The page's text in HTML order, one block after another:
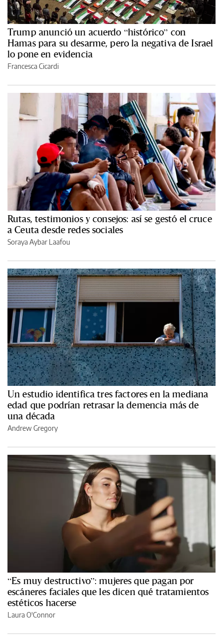
Trump anunció un acuerdo “histórico” con
Hamas para su desarme, pero la negativa de Israel
lo pone en evidencia
Francesca Cicardi
Rutas, testimonios y consejos: así se gestó el cruce
a Ceuta desde redes sociales
Soraya Aybar Laafou
Un estudio identifica tres factores en la mediana
edad que podrían retrasar la demencia más de
una década
Andrew Gregory
“Es muy destructivo”: mujeres que pagan por
escáneres faciales que les dicen qué tratamientos
estéticos hacerse
Laura O'Connor